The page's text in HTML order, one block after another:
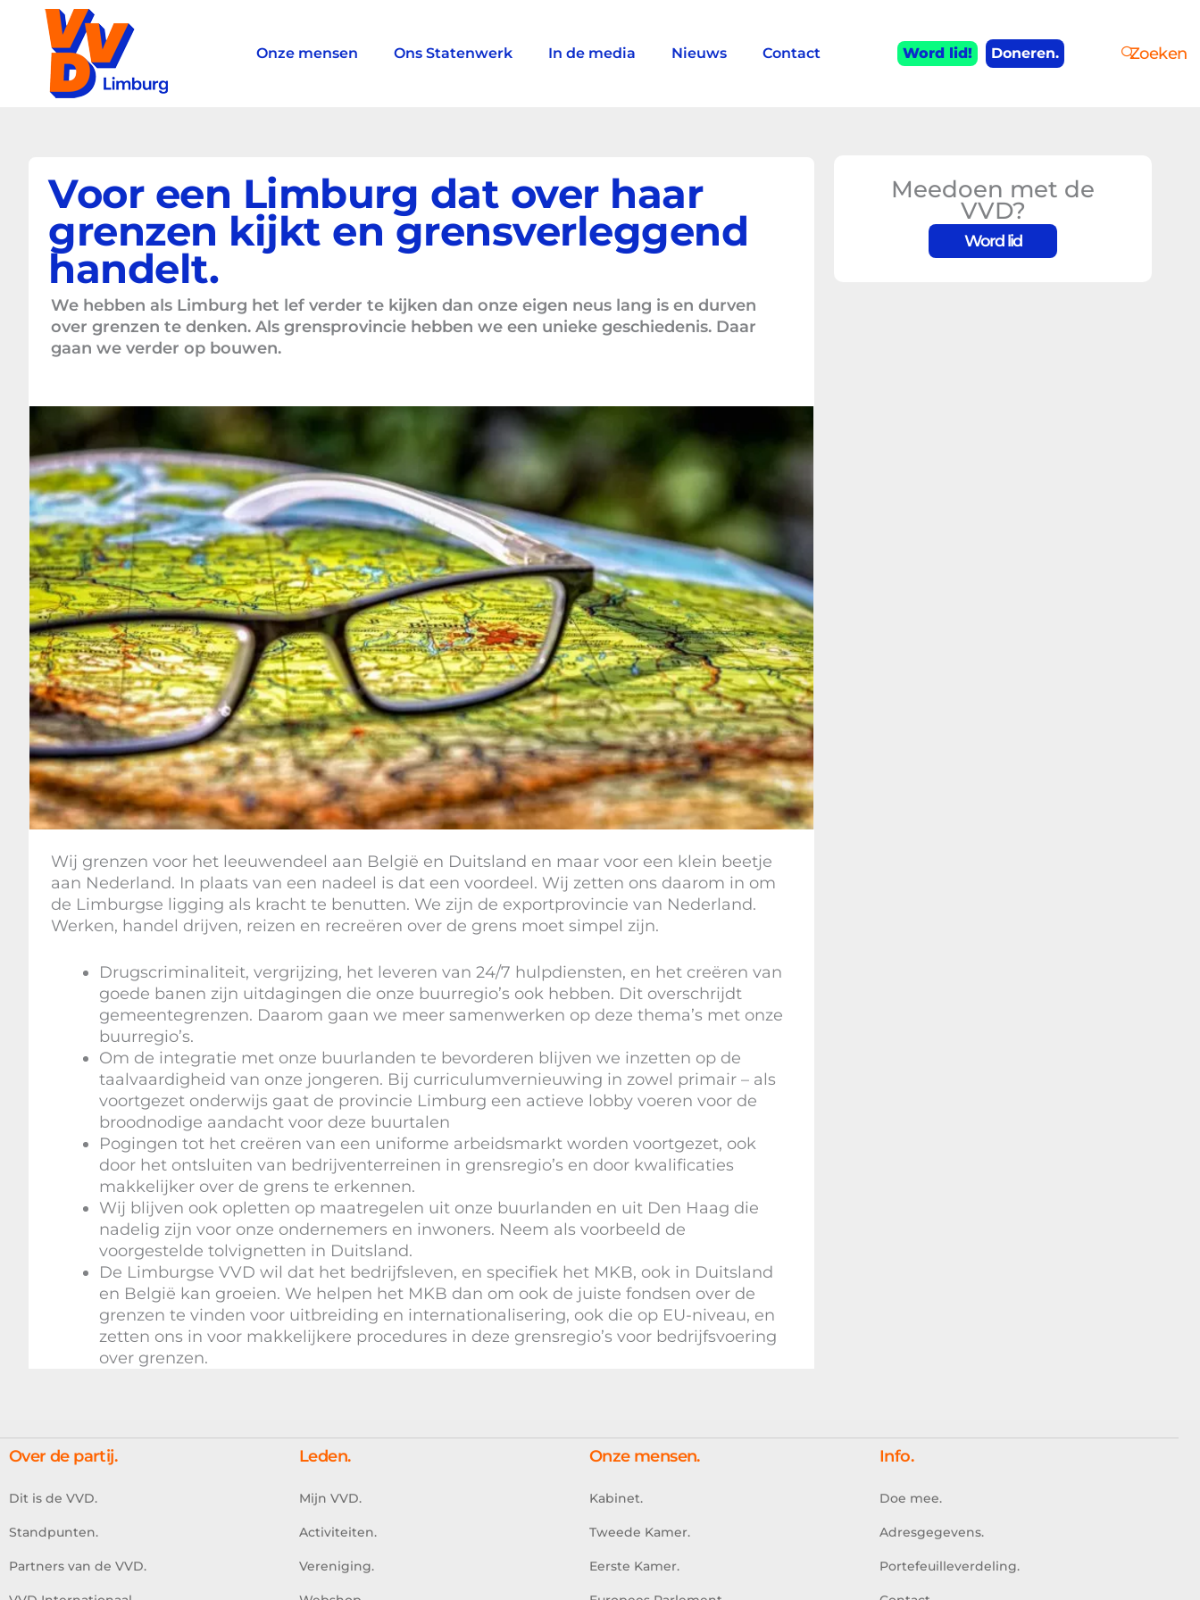
Onze mensen Ons Statenwerk In de media Nieuws Contact Word lid! Doneren. Zoeken
Voor een Limburg dat over haar
grenzen kijkt en grensverleggend
handelt.
We hebben als Limburg het lef verder te kijken dan onze eigen neus lang is en durven
over grenzen te denken. Als grensprovincie hebben we een unieke geschiedenis. Daar
gaan we verder op bouwen.
Wij grenzen voor het leeuwendeel aan België en Duitsland en maar voor een klein beetje
aan Nederland. In plaats van een nadeel is dat een voordeel. Wij zetten ons daarom in om
de Limburgse ligging als kracht te benutten. We zijn de exportprovincie van Nederland.
Werken, handel drijven, reizen en recreëren over de grens moet simpel zijn.
Drugscriminaliteit, vergrijzing, het leveren van 24/7 hulpdiensten, en het creëren van
goede banen zijn uitdagingen die onze buurregio’s ook hebben. Dit overschrijdt
gemeentegrenzen. Daarom gaan we meer samenwerken op deze thema’s met onze
buurregio’s.
Om de integratie met onze buurlanden te bevorderen blijven we inzetten op de
taalvaardigheid van onze jongeren. Bij curriculumvernieuwing in zowel primair – als
voortgezet onderwijs gaat de provincie Limburg een actieve lobby voeren voor de
broodnodige aandacht voor deze buurtalen
Pogingen tot het creëren van een uniforme arbeidsmarkt worden voortgezet, ook
door het ontsluiten van bedrijventerreinen in grensregio’s en door kwalificaties
makkelijker over de grens te erkennen.
Wij blijven ook opletten op maatregelen uit onze buurlanden en uit Den Haag die
nadelig zijn voor onze ondernemers en inwoners. Neem als voorbeeld de
voorgestelde tolvignetten in Duitsland.
De Limburgse VVD wil dat het bedrijfsleven, en specifiek het MKB, ook in Duitsland
en België kan groeien. We helpen het MKB dan om ook de juiste fondsen over de
grenzen te vinden voor uitbreiding en internationalisering, ook die op EU-niveau, en
zetten ons in voor makkelijkere procedures in deze grensregio’s voor bedrijfsvoering
over grenzen.
Meedoen met de
VVD?
Word lid
Over de partij.
Dit is de VVD.
Standpunten.
Partners van de VVD.
Leden.
Mijn VVD.
Activiteiten.
Vereniging.
Onze mensen.
Kabinet.
Tweede Kamer.
Eerste Kamer.
Info.
Doe mee.
Adresgegevens.
Portefeuilleverdeling.